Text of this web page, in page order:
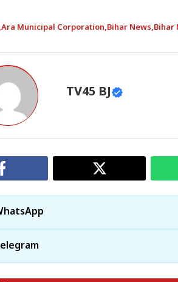
Ara Municipal Corporation,Bihar News,Bihar
TV45 BJ